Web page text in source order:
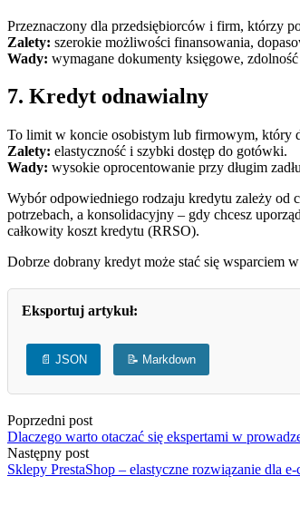
Przeznaczony dla przedsiębiorców i firm, którzy
Zalety: szerokie możliwości finansowania,
Wady: wymagane dokumenty księgowe,
7. Kredyt odnawialny
To limit w koncie osobistym lub firmowym, który
Zalety: elastyczność i szybki dostęp do gotówki.
Wady: wysokie oprocentowanie przy długim
Wybór odpowiedniego rodzaju kredytu zależy od
potrzebach, a konsolidacyjny – gdy chcesz
całkowity koszt kredytu (RRSO).
Dobrze dobrany kredyt może stać się wsparciem
Eksportuj artykuł:
📄 JSON 📝 Markdown
Poprzedni post
Dlaczego warto otaczać się ekspertami w
Następny post
Sklepy PrestaShop – elastyczne rozwiązanie dla